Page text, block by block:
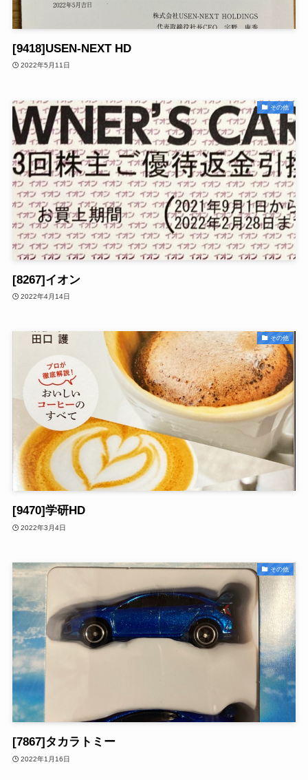
[9418]USEN-NEXT HD
2022年5月11日
その他
[8267]イオン
2022年4月14日
その他
[9470]学研HD
2022年3月4日
その他
[7867]タカラトミー
2022年1月16日